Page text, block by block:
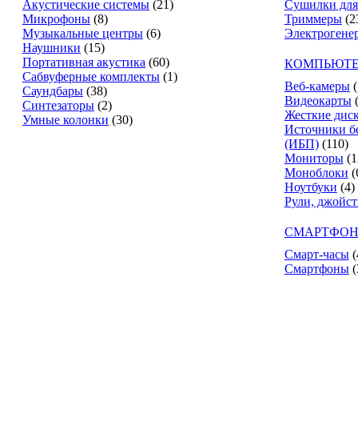
Акустические системы (21)
Микрофоны (8)
Музыкальные центры (6)
Наушники (15)
Портативная акустика (60)
Сабвуферные комплекты (1)
Саундбары (38)
Синтезаторы (2)
Умные колонки (30)
Сушилки
Триммеры
Веб-камеры
Видеокарты
Жесткие
Источники
(ИБП) (110)
Мониторы
Моноблоки
Ноутбуки (4)
Рули,
Смарт-часы
Смартфоны